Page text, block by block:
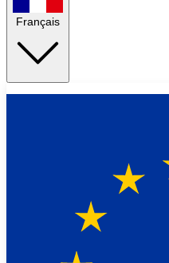
Français